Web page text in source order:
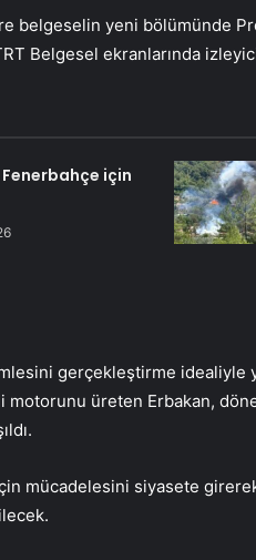
belgeselin yeni bölümünde
Belgesel ekranlarında
Fenerbahçe için
gerçekleştirme
motorunu üreten Erbakan,
mücadelesini siyasete